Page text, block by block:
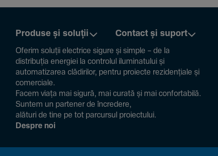
Produse și soluții Contact și suport
Oferim soluții electrice sigure și simple – de la
distribuția energiei la controlul ilumi­na­tului și
auto­ma­ti­zarea clădi­rilor, pentru proiecte rezi­den­țiale și
comer­ciale.
Facem viața mai sigură, mai curată și mai confor­ta­bilă.
Suntem un partener de încre­dere,
alături de tine pe tot parcursul proiec­tului.
Despre noi